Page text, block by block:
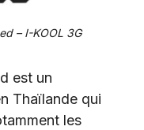
– I-KOOL 3G
est un
Thaïlande qui
les